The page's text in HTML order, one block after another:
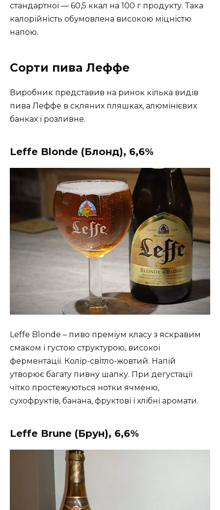
стандартної — 60,5 ккал на 100 г продукту. Така
калорійність обумовлена високою міцністю
напою.
Сорти пива Леффе
Виробник представив на ринок кілька видів
пива Леффе в скляних пляшках, алюмінієвих
банках і розливне.
Leffe Blonde (Блонд), 6,6%
Leffe Blonde – пиво преміум класу з яскравим
смаком і густою структурою, високої
ферментації. Колір-світло-жовтий. Напій
утворює багату пивну шапку. При дегустації
чітко простежуються нотки ячменю,
сухофруктів, банана, фруктові і хлібні аромати.
Leffe Brune (Брун), 6,6%